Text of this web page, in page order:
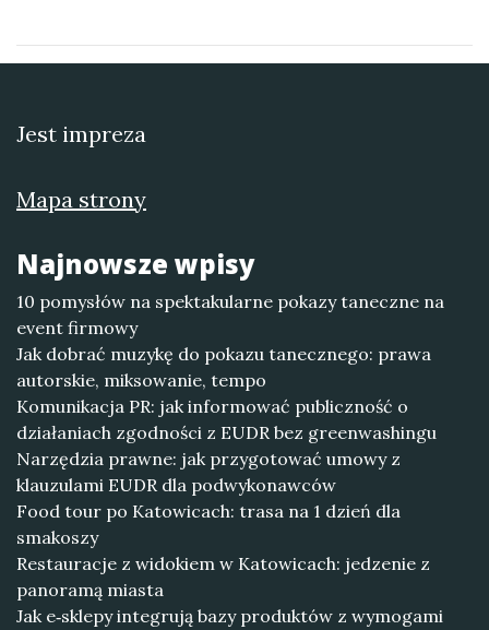
Jest impreza
Mapa strony
Najnowsze wpisy
10 pomysłów na spektakularne pokazy taneczne na
event firmowy
Jak dobrać muzykę do pokazu tanecznego: prawa
autorskie, miksowanie, tempo
Komunikacja PR: jak informować publiczność o
działaniach zgodności z EUDR bez greenwashingu
Narzędzia prawne: jak przygotować umowy z
klauzulami EUDR dla podwykonawców
Food tour po Katowicach: trasa na 1 dzień dla
smakoszy
Restauracje z widokiem w Katowicach: jedzenie z
panoramą miasta
Jak e‑sklepy integrują bazy produktów z wymogami